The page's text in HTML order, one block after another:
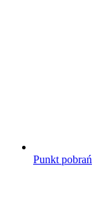
Punkt pobrań